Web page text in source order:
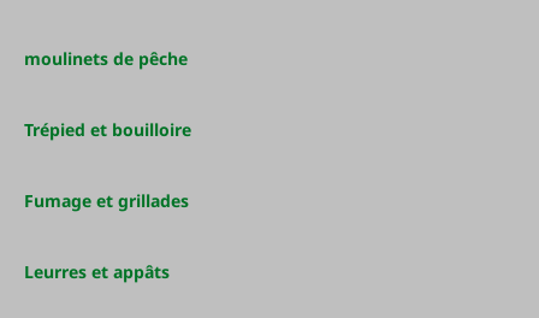
moulinets de pêche
Trépied et bouilloire
Fumage et grillades
Leurres et appâts